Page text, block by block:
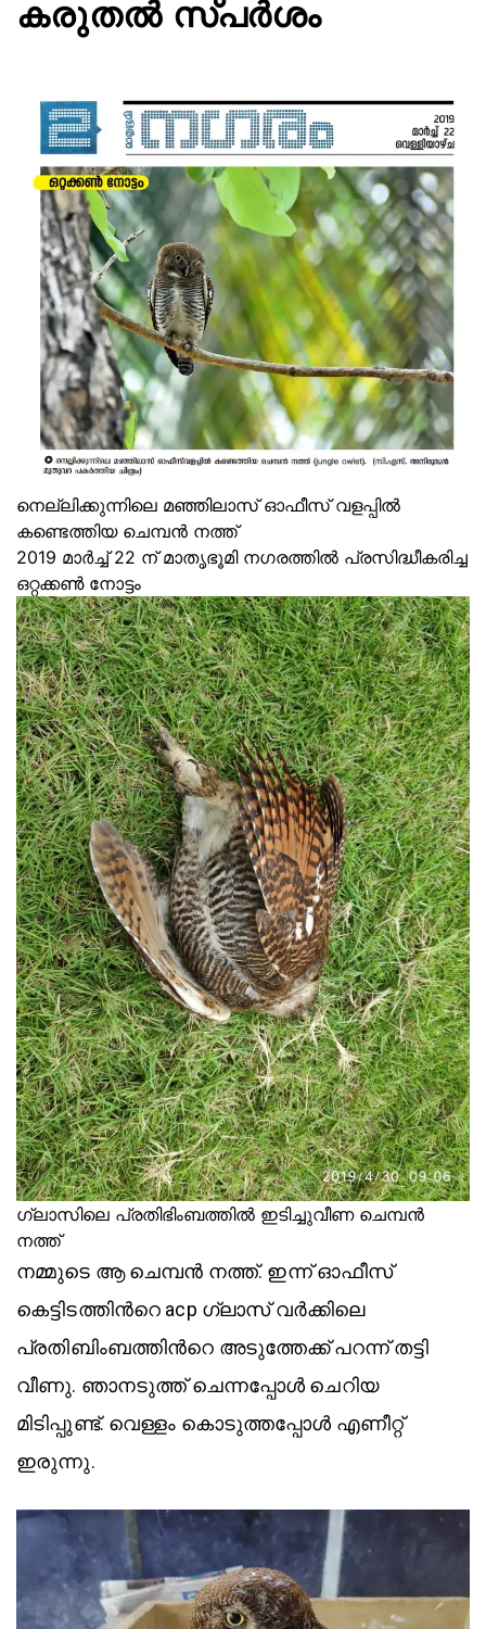
കരുതല്‍ സ്പര്‍ശം
നെല്ലിക്കുന്നിലെ മഞ്ഞിലാസ് ഓഫീസ് വളപ്പിൽ
കണ്ടെത്തിയ ചെമ്പൻ നത്ത്
2019 മാർച്ച് 22 ന് മാതൃഭൂമി നഗരത്തിൽ പ്രസിദ്ധീകരിച്ച
ഒറ്റക്കൺ നോട്ടം
ഗ്ലാസിലെ പ്രതിഭിംബത്തിൽ ഇടിച്ചുവീണ ചെമ്പൻ
നത്ത്
നമ്മുടെ ആ ചെമ്പൻ നത്ത്. ഇന്ന് ഓഫീസ്
കെട്ടിടത്തിന്‍റെ acp ഗ്ലാസ് വര്‍ക്കിലെ
പ്രതിബിംബത്തിന്‍റെ അടുത്തേക്ക് പറന്ന് തട്ടി
വീണു. ഞാനടുത്ത് ചെന്നപ്പോൾ ചെറിയ
മിടിപ്പുണ്ട്. വെള്ളം കൊടുത്തപ്പോള്‍ എണീറ്റ്
ഇരുന്നു.